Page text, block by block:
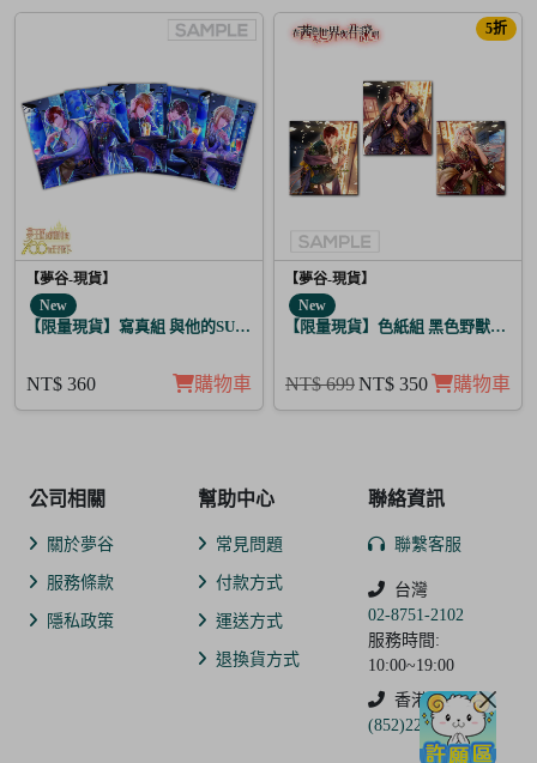
【夢谷-現貨】
New
【限量現貨】寫真組 與他的SUGAR&BITTER 月亮覺醒 5入
NT$ 360 購物車
5折
【夢谷-現貨】
New
【限量現貨】色紙組 黑色野獸的咆
NT$ 699NT$ 350 購物車
公司相關
關於夢谷
服務條款
隱私政策
幫助中心
常見問題
付款方式
運送方式
退換貨方式
聯絡資訊
聯繫客服
台灣
02-8751-2102
服務時間:
10:00~19:00
香港
(852)2250-9311